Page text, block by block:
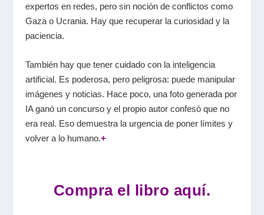
expertos en redes, pero sin noción de conflictos como
Gaza o Ucrania. Hay que recuperar la curiosidad y la
paciencia.
También hay que tener cuidado con la inteligencia
artificial. Es poderosa, pero peligrosa: puede manipular
imágenes y noticias. Hace poco, una foto generada por
IA ganó un concurso y el propio autor confesó que no
era real. Eso demuestra la urgencia de poner límites y
volver a lo humano.+
Compra el libro aquí.